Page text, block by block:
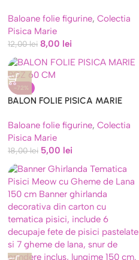
Baloane folie figurine, Colectia
Pisica Marie
12,00lei 8,00 lei
-72%
BALON FOLIE PISICA MARIE
Baloane folie figurine, Colectia
Pisica Marie
18,00lei 5,00 lei